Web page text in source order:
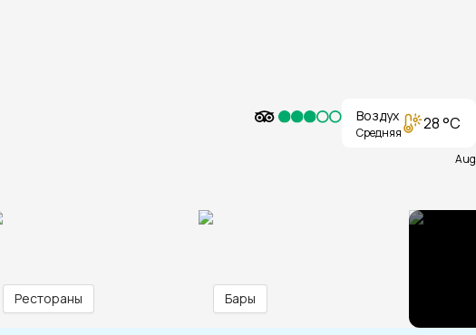
Воздух
Средняя 28 °C
Рестораны Бары